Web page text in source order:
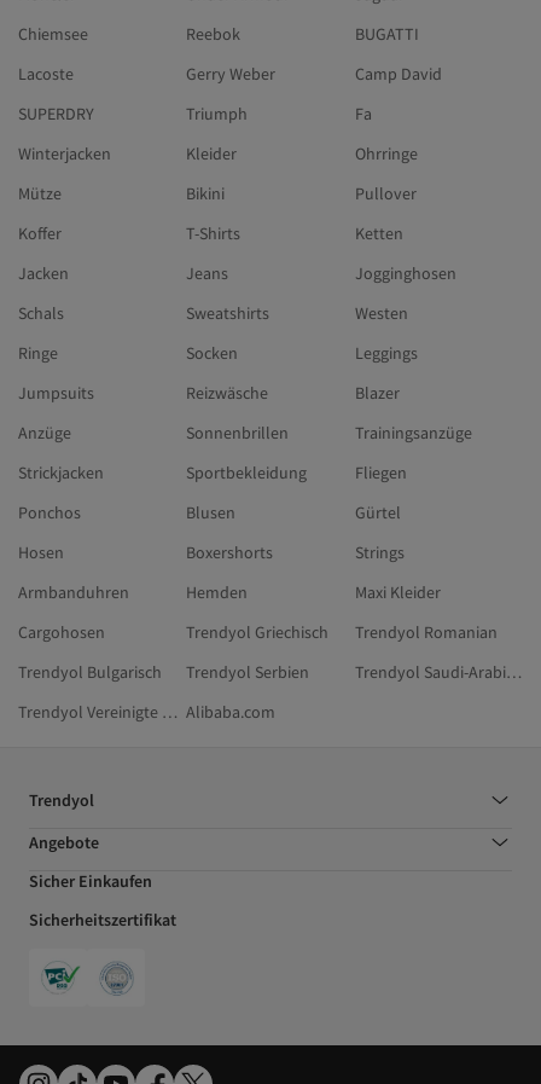
Chiemsee
Reebok
BUGATTI
Lacoste
Gerry Weber
Camp David
SUPERDRY
Triumph
Fa
Winterjacken
Kleider
Ohrringe
Mütze
Bikini
Pullover
Koffer
T-Shirts
Ketten
Jacken
Jeans
Jogginghosen
Schals
Sweatshirts
Westen
Ringe
Socken
Leggings
Jumpsuits
Reizwäsche
Blazer
Anzüge
Sonnenbrillen
Trainingsanzüge
Strickjacken
Sportbekleidung
Fliegen
Ponchos
Blusen
Gürtel
Hosen
Boxershorts
Strings
Armbanduhren
Hemden
Maxi Kleider
Cargohosen
Trendyol Griechisch
Trendyol Romanian
Trendyol Bulgarisch
Trendyol Serbien
Trendyol Saudi-Arabien
Trendyol Vereinigte Arabische Emirate Alibaba.com
Trendyol
Angebote
Sicher Einkaufen
Sicherheitszertifikat